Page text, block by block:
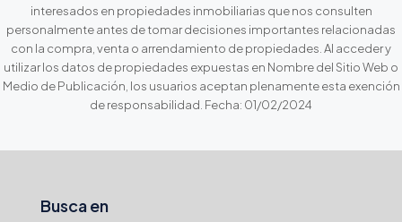
interesados en propiedades inmobiliarias que nos consulten
personalmente antes de tomar decisiones importantes relacionadas
con la compra, venta o arrendamiento de propiedades. Al acceder y
utilizar los datos de propiedades expuestas en Nombre del Sitio Web o
Medio de Publicación, los usuarios aceptan plenamente esta exención
de responsabilidad. Fecha: 01/02/2024
Busca en